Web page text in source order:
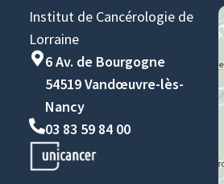
Institut de Cancérologie de
Lorraine
6 Av. de Bourgogne
54519 Vandœuvre-lès-
Nancy
03 83 59 84 00